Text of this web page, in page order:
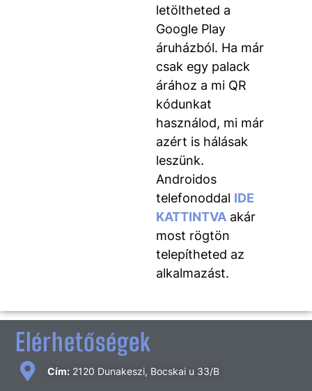
letöltheted a
Google Play
áruházból. Ha már
csak egy palack
árához a mi QR
kódunkat
használod, mi már
azért is hálásak
leszünk.
Androidos
telefonoddal IDE
KATTINTVA akár
most rögtön
telepítheted az
alkalmazást.
Elérhetőségek
Cím: 2120 Dunakeszi, Bocskai u 33/B